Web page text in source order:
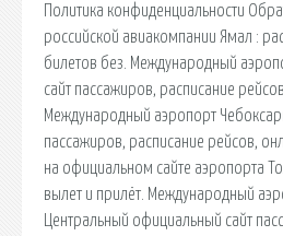
Политика конфиденциальности
российской авиакомпании Ямал :
билетов без. Международный
сайт пассажиров, расписание
Международный аэропорт
пассажиров, расписание рейсов,
на официальном сайте аэропорта
вылет и прилёт. Международный
Центральный официальный сайт